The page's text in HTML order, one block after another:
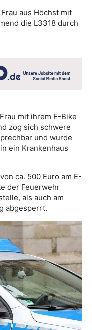
aus Höchst mit
die L3318 durch
mit ihrem E-Bike
zog sich schwere
und wurde
ein Krankenhaus
ca. 500 Euro am E-
der Feuerwehr
als auch am
abgesperrt.